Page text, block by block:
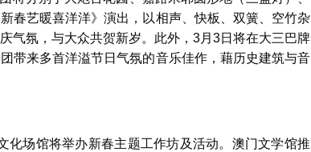
春艺暖喜洋洋》演出，以相声、快板、双簧、空竹杂
气氛，与大众共贺新岁。此外，3月3日将在大三巴牌
带来多首洋溢节日气氛的音乐佳作，藉历史建筑与音
化场馆将举办新春主题工作坊及活动。澳门文学馆推